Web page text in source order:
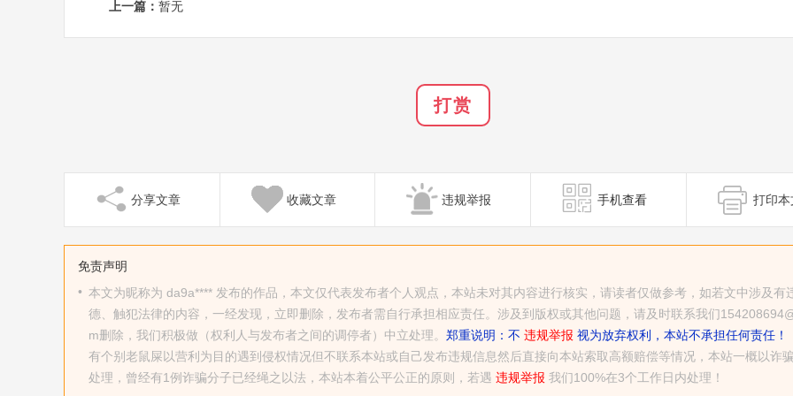
上一篇： 暂无
打赏
分享文章 收藏文章 违规举报 手机查看 打印本
免责声明
• 本文为昵称为 da9a**** 发布的作品，本文仅代表发布者个人观点，本站未对其内容进行核实，请读者仅做参考，如若文中涉及有
德、触犯法律的内容，一经发现，立即删除，发布者需自行承担相应责任。涉及到版权或其他问题，请及时联系我们
m删除，我们积极做（权利人与发布者之间的调停者）中立处理。 郑重说明：不 违规举报 视为放弃权利，本站不承担任何责任！
有个别老鼠屎以营利为目的遇到侵权情况但不联系本站或自己发布违规信息然后直接向本站索取高额赔偿等情况，本站一概以诈
处理，曾经有1例诈骗分子已经绳之以法，本站本着公平公正的原则，若遇 违规举报 我们100%在3个工作日内处理！